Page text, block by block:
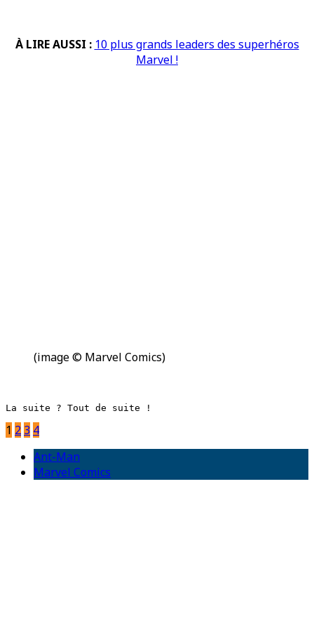
À LIRE AUSSI : 10 plus grands leaders des superhéros
Marvel !
(image © Marvel Comics)
La suite ? Tout de suite !
1 2 3 4
Ant-Man
Marvel Comics